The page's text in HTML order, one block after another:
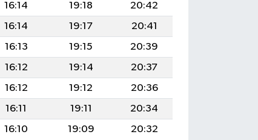
16:14 19:18
20:42
16:14 19:17
20:41
16:13 19:15
20:39
16:12 19:14
20:37
16:12 19:12
20:36
16:11 19:11
20:34
16:10 19:09 20:32